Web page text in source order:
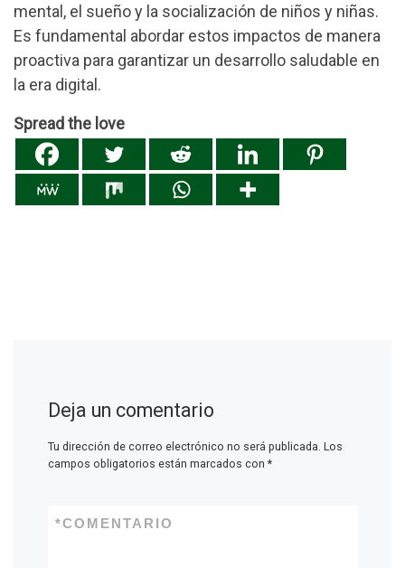
mental, el sueño y la socialización de niños y niñas.
Es fundamental abordar estos impactos de manera
proactiva para garantizar un desarrollo saludable en
la era digital.
Spread the love
Deja un comentario
Tu dirección de correo electrónico no será publicada. Los
campos obligatorios están marcados con *
COMENTARIO
*